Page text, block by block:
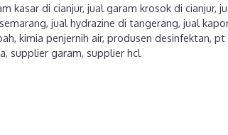
kasar di cianjur, jual garam krosok di cianjur,
jual hydrazine di tangerang jual
kimia penjernih air, produsen desinfektan pt
supplier garam supplier hcl